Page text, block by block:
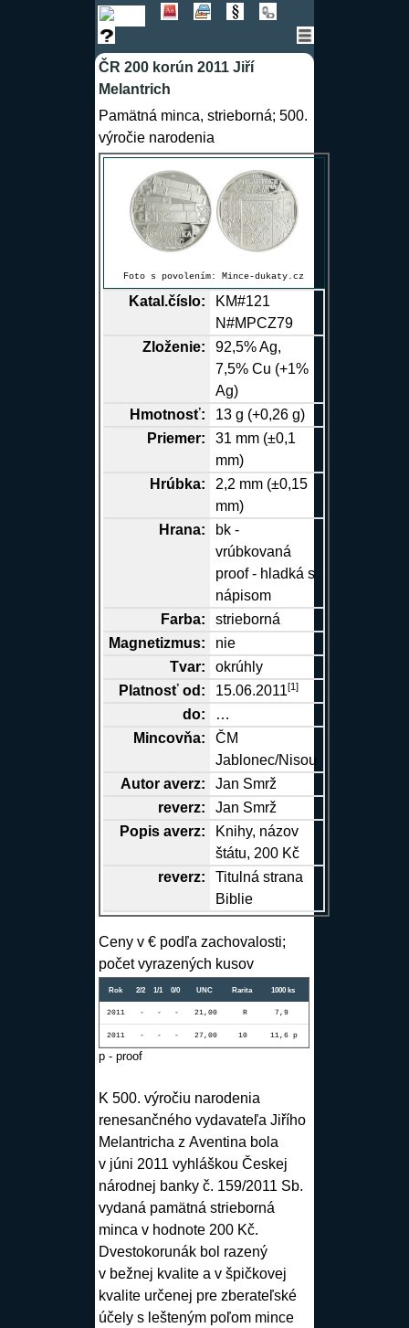
ČR 200 korún 2011 Jiří
Melantrich
Pamätná minca, strieborná; 500.
výročie narodenia
Foto s povolením: Mince-dukaty.cz
Katal.číslo:
KM#121
N#MPCZ79
Zloženie:
92,5%Ag,
7,5%Cu (+1%
Ag)
Hmotnosť:
13 g (+0,26 g)
Priemer:
31 mm (±0,1
mm)
Hrúbka:
2,2 mm (±0,15
mm)
Hrana:
bk -
vrúbkovaná
proof - hladká s
nápisom
Farba:
strieborná
Magnetizmus:
nie
Tvar:
okrúhly
Platnosť od:
15.06.2011[1]
do:
…
Mincovňa:
ČM
Jablonec/Nisou
Autor averz:
Jan Smrž
reverz:
Jan Smrž
Popis averz:
Knihy, názov
štátu, 200 Kč
reverz:
Titulná strana
Biblie
Ceny v € podľa zachovalosti;
počet vyrazených kusov
Rok 2/2 1/1 0/0 UNC Rarita 1000 ks
2011 - - - 21,00 R 7,9
2011 - - - 27,00 10 11,6 p
p - proof
K 500. výročiu narodenia
renesančného vydavateľa Jiřího
Melantricha z Aventina bola
v júni 2011 vyhláškou Českej
národnej banky č. 159/2011 Sb.
vydaná pamätná strieborná
minca v hodnote 200 Kč.
Dvestokorunák bol razený
v bežnej kvalite a v špičkovej
kvalite určenej pre zberateľské
účely s lešteným poľom mince